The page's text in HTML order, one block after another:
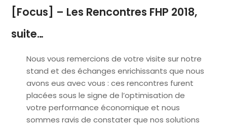
[Focus] – Les Rencontres FHP 2018,
suite…
Nous vous remercions de votre visite sur notre
stand et des échanges enrichissants que nous
avons eus avec vous : ces rencontres furent
placées sous le signe de l’optimisation de
votre performance économique et nous
sommes ravis de constater que nos solutions